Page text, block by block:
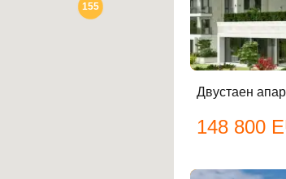
Вход
155
Двустаен
148 800